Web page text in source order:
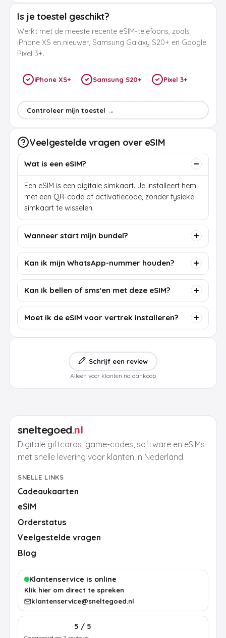
Is je toestel geschikt?
Werkt met de meeste recente eSIM-telefoons, zoals
iPhone XS en nieuwer, Samsung Galaxy S20+ en Google
Pixel 3+.
iPhone XS+ Samsung S20+ Pixel 3+
Controleer mijn toestel →
Veelgestelde vragen over eSIM
Wat is een eSIM?
Een eSIM is een digitale simkaart. Je installeert hem
met een QR-code of activatiecode, zonder fysieke
simkaart te wisselen.
Wanneer start mijn bundel?
Kan ik mijn WhatsApp-nummer houden?
Kan ik bellen of sms'en met deze eSIM?
Moet ik de eSIM voor vertrek installeren?
Schrijf een review
Alleen voor klanten na aankoop
sneltegoed.nl
Digitale giftcards, game-codes, software en eSIMs
met snelle levering voor klanten in Nederland.
SNELLE LINKS
Cadeaukaarten
eSIM
Orderstatus
Veelgestelde vragen
Blog
Klantenservice is online
Klik hier om direct te spreken
klantenservice@sneltegoed.nl
5 / 5